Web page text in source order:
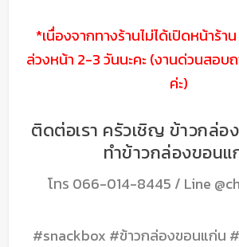
*เนื่องจากทางร้านไม่ได้เปิดหน้าร้า
ล่วงหน้า 2-3 วันนะคะ (งานด่วนสอบ
ค่ะ)
ติดต่อเรา ครัวเชิญ ข้าวกล่อ
ทำข้าวกล่องขอนแ
โทร 066-014-8445 / Line
#snackbox #ข้าวกล่องขอนแก่น